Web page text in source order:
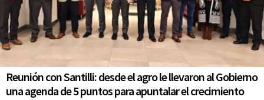
Reunión con Santilli: desde el agro le llevaron al Gobierno
una agenda de 5 puntos para apuntalar el crecimiento